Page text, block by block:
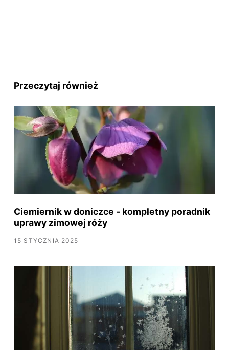
Przeczytaj również
Ciemiernik w doniczce - kompletny poradnik
uprawy zimowej róży
15 STYCZNIA 2025